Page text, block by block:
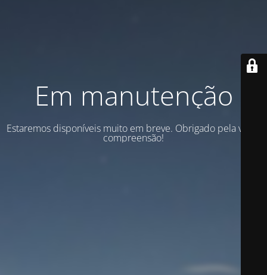
Em manutenção
Estaremos disponíveis muito em breve. Obrigado pela vossa
compreensão!